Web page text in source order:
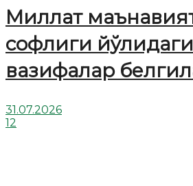
Миллат
софлиги
вазифалар
31.07.2026
12